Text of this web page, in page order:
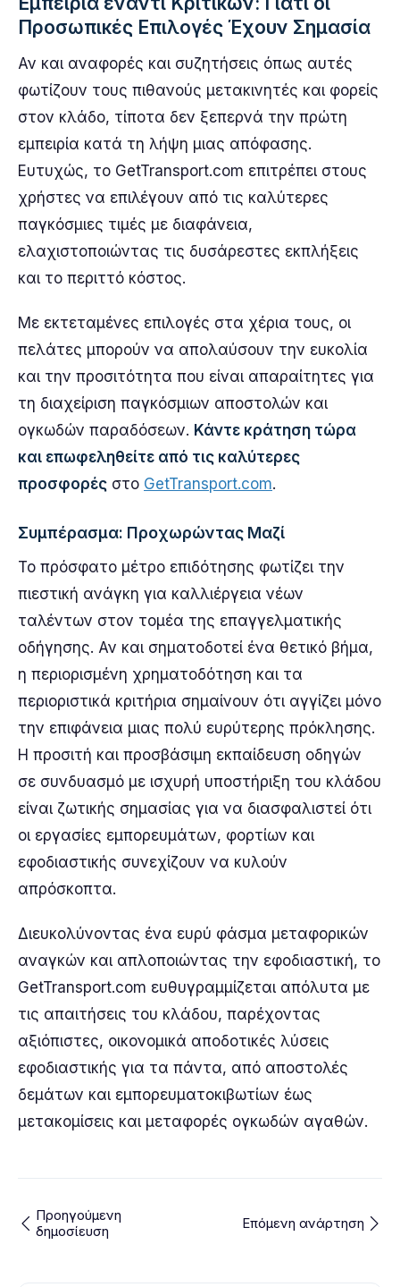
Προσωπικές Επιλογές Έχουν Σημασία
Αν και αναφορές και συζητήσεις όπως αυτές
φωτίζουν τους πιθανούς μετακινητές και φορείς
στον κλάδο, τίποτα δεν ξεπερνά την πρώτη
εμπειρία κατά τη λήψη μιας απόφασης.
Ευτυχώς, το GetTransport.com επιτρέπει στους
χρήστες να επιλέγουν από τις καλύτερες
παγκόσμιες τιμές με διαφάνεια,
ελαχιστοποιώντας τις δυσάρεστες εκπλήξεις
και το περιττό κόστος.
Με εκτεταμένες επιλογές στα χέρια τους, οι
πελάτες μπορούν να απολαύσουν την ευκολία
και την προσιτότητα που είναι απαραίτητες για
τη διαχείριση παγκόσμιων αποστολών και
ογκωδών παραδόσεων. Κάντε κράτηση τώρα
και επωφεληθείτε από τις καλύτερες
προσφορές στο GetTransport.com.
Συμπέρασμα: Προχωρώντας Μαζί
Το πρόσφατο μέτρο επιδότησης φωτίζει την
πιεστική ανάγκη για καλλιέργεια νέων
ταλέντων στον τομέα της επαγγελματικής
οδήγησης. Αν και σηματοδοτεί ένα θετικό βήμα,
η περιορισμένη χρηματοδότηση και τα
περιοριστικά κριτήρια σημαίνουν ότι αγγίζει μόνο
την επιφάνεια μιας πολύ ευρύτερης πρόκλησης.
Η προσιτή και προσβάσιμη εκπαίδευση οδηγών
σε συνδυασμό με ισχυρή υποστήριξη του κλάδου
είναι ζωτικής σημασίας για να διασφαλιστεί ότι
οι εργασίες εμπορευμάτων, φορτίων και
εφοδιαστικής συνεχίζουν να κυλούν
απρόσκοπτα.
Διευκολύνοντας ένα ευρύ φάσμα μεταφορικών
αναγκών και απλοποιώντας την εφοδιαστική, το
GetTransport.com ευθυγραμμίζεται απόλυτα με
τις απαιτήσεις του κλάδου, παρέχοντας
αξιόπιστες, οικονομικά αποδοτικές λύσεις
εφοδιαστικής για τα πάντα, από αποστολές
δεμάτων και εμπορευματοκιβωτίων έως
μετακομίσεις και μεταφορές ογκωδών αγαθών.
Προηγούμενη
δημοσίευση
Επόμενη ανάρτηση